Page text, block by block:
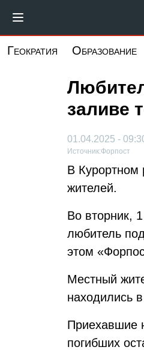
основному
Геократия Образование
заливе
01.04.2025 -
Источник:Форпост
В Курортном
жителей.
Во вторник,
любитель
этом
Местный
находились
Приехавшие
погибших